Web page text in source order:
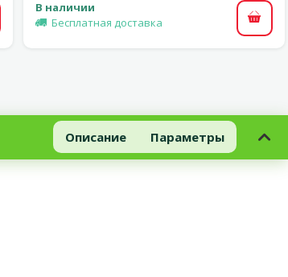
В наличии
Бесплатная доставка
В
Описание Параметры